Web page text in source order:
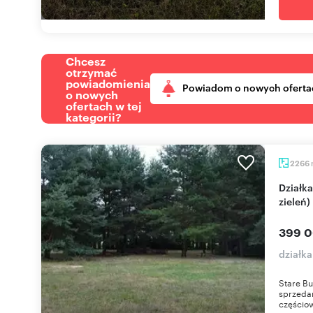
Chcesz
otrzymać
powiadomienia
o nowych
ofertach w tej
kategorii?
Powiadom o nowych
2266
Działka 2266 m² z warunkami zabudowy (las,
zieleń)
399
Stare